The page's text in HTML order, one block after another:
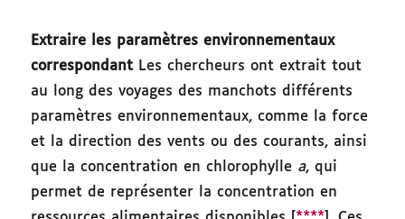
Extraire les paramètres environnementaux
correspondant Les chercheurs ont extrait tout
au long des voyages des manchots différents
paramètres environnementaux, comme la force
et la direction des vents ou des courants, ainsi
que la concentration en chlorophylle a, qui
permet de représenter la concentration en